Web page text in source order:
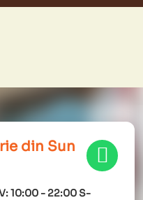
din Sun
10:00- 22:00 S-